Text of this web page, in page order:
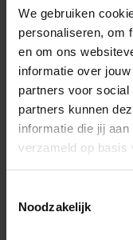
We gebruiken
personaliseren, om
en om ons
informatie over
partners voor
partners kunnen
informatie die jij
verzameld op basis
Noodzakelijk
met onze
Ben je
deze